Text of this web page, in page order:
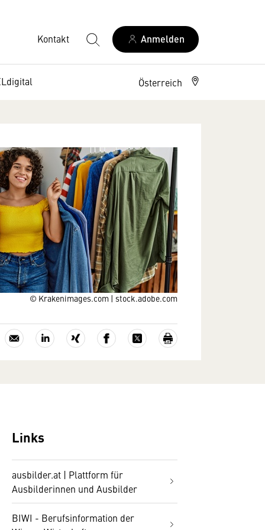
Kontakt Anmelden
Österreich
© Krakenimages.com | stock.adobe.com
Links
ausbilder.at | Plattform für
Ausbilderinnen und Ausbilder
BIWI - Berufsinformation der